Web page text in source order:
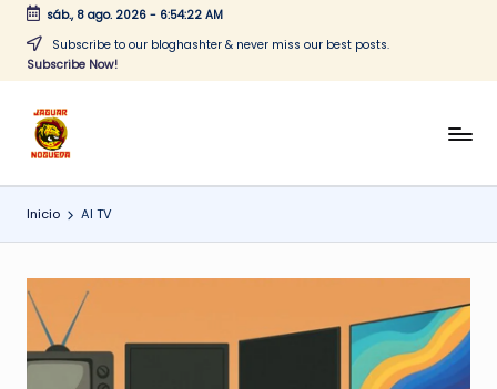
Saltar
sáb., 8 ago. 2026- 6:54:22 AM
Subscribe to our bloghashter & never miss our best posts.
Subscribe Now!
J
a
g
a
N
CONTENIDO
Inicio AI TV